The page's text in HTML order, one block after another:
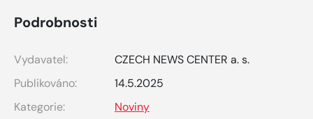
Podrobnosti
Vydavatel:
CZECH NEWS CENTER a. s.
Publikováno:
14.5.2025
Kategorie:
Noviny